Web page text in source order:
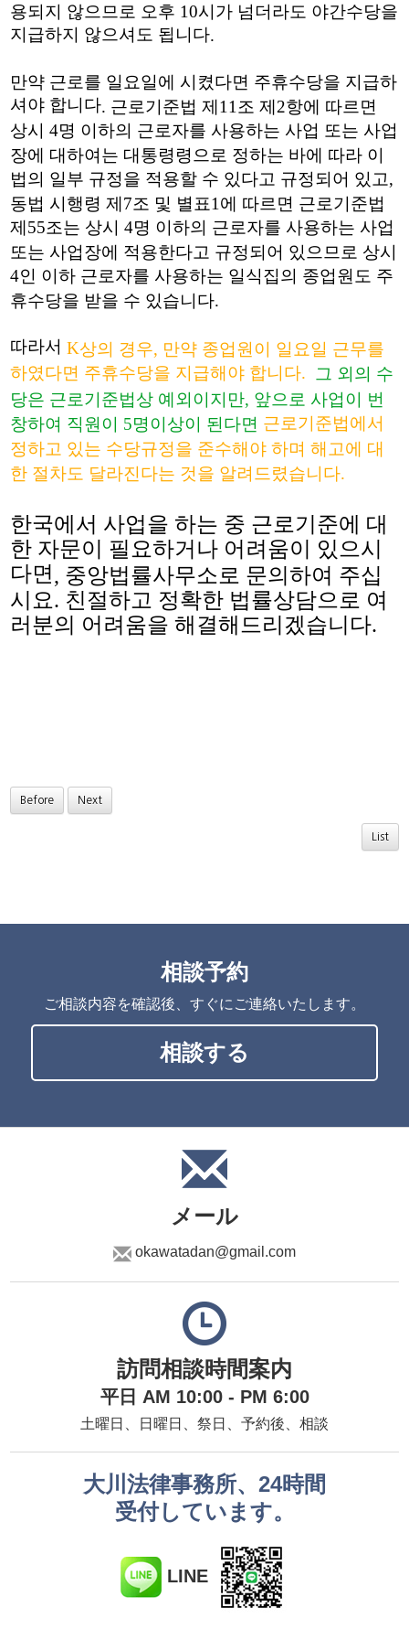
용되지 않으므로 오후 10시가 넘더라도 야간수당을
지급하지 않으셔도 됩니다.
​만약 근로를 일요일에 시켰다면 주휴수당을 지급하
셔야 합니다. 근로기준법 제11 조 제2항에 따르면
상시4명 이하의 근로자를 사용하는 사업 또는 사업
장에 대하여는 대통령령으로 정하는 바에 따라 이
법의 일부 규정을 적용할 수 있다고 규정되어 있고,
동법 시행령 제7조 및 별표1 에 따르면 근로기준법
제 55조는 상시4명 이하의 근로자를 사용하는 사업
또는 사업장에 적용한다고 규정되어 있으므로 상시
4인 이하 근로자를 사용하는 일식집의 종업원도 주
휴수당을 받을 수 있습니다.
​따라서 K상의 경우, 만약 종업원이 일요일 근무를
하였다면 주휴수당을 지급해야 합니다. 그 외의 수
당은 근로기준법상 예외이지만, 앞으로 사업이 번
창하여 직원이 5명이상이 된다면 근로기준법에서
정하고 있는 수당규정을 준수해야 하며 해고에 대
한 절차도 달라진다는 것을 알려드렸습니다.
한국에서 사업을 하는 중 근로기준에 대
한 자문이 필요하거나 어려움이 있으시
다면, 중앙법률사무소로 문의하여 주십
시요. 친절하고 정확한 법률상담으로 여
러분의 어려움을 해결해드리겠습니다.
Before Next
List
相談予約
ご相談内容を確認後、すぐにご連絡いたします。
相談する
メール
okawatadan@gmail.com
訪問相談時間案内
平日 AM 10:00 - PM 6:00
土曜日、日曜日、祭日、予約後、相談
大川法律事務所、24時間
受付しています。
LINE